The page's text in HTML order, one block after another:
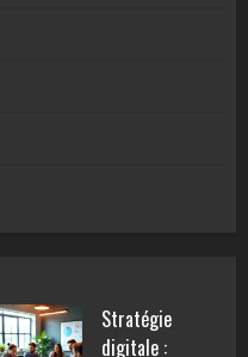
Stratégie
digitale :